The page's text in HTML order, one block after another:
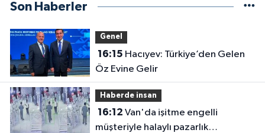
Son Haberler
Genel
16:15
Öz Evine Gelir
Haberde insan
16:12
müşteriyle halaylı pazarlık